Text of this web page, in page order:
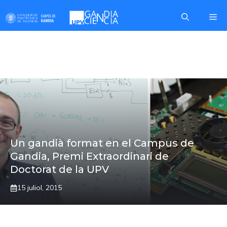
to
content
Un gandià format en el Campus de
Gandia, Premi Extraordinari de
Doctorat de la UPV
15 juliol, 2015